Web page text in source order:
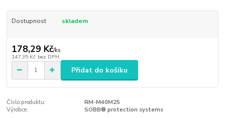
Dostupnost skladem
178,29 Kč/ks
147,35 Kč bez DPH
Přidat do košíku
Číslo produktu:
RM-M40M25
Výrobce:
SOBB® protection systems